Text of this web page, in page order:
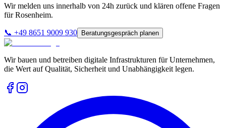
Wir melden uns innerhalb von 24h zurück und klären offene Fragen
fürRosenheim.
📞 +49 8651 9009 930 Beratungsgespräch planen
Wir bauen und betreiben digitale Infrastrukturen für Unternehmen,
die Wert auf Qualität, Sicherheit und Unabhängigkeit legen.